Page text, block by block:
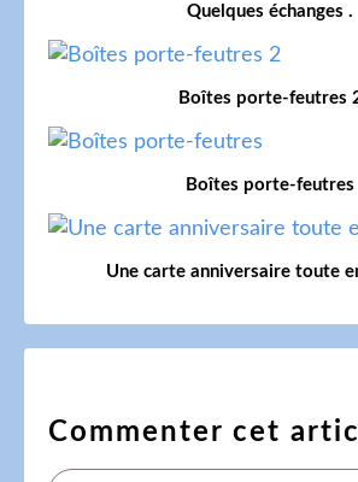
Quelques échanges .
Boîtes porte-feutres
Boîtes porte-feutres
Une carte anniversaire toute
Commenter cet